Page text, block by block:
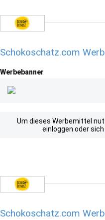
Schokoschatz.com
Werbebanner
Um dieses Werbemittel
einloggen oder sich
Schokoschatz.com